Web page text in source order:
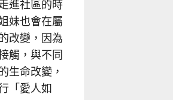
進社區的時
妹也會在屬
改變，因為
觸，與不同
生命改變，
「愛人如